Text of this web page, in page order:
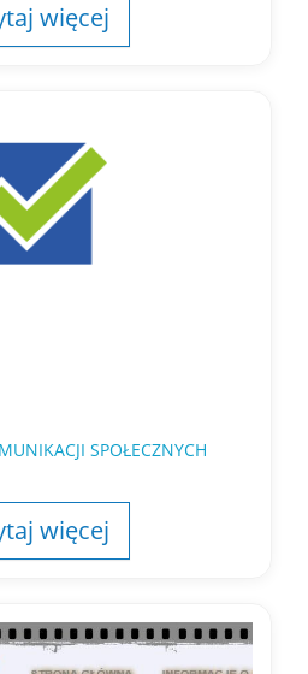
więcej
SPOŁECZNYCH
więcej